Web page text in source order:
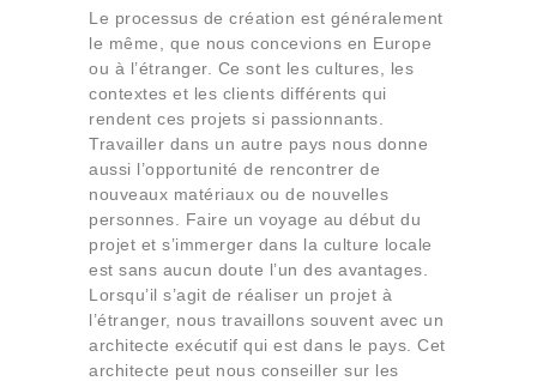
Le processus de création est généralement
le même, que nous concevions en Europe
ou à l’étranger. Ce sont les cultures, les
contextes et les clients différents qui
rendent ces projets si passionnants.
Travailler dans un autre pays nous donne
aussi l’opportunité de rencontrer de
nouveaux matériaux ou de nouvelles
personnes. Faire un voyage au début du
projet et s’immerger dans la culture locale
est sans aucun doute l’un des avantages.
Lorsqu’il s’agit de réaliser un projet à
l’étranger, nous travaillons souvent avec un
architecte exécutif qui est dans le pays. Cet
architecte peut nous conseiller sur les